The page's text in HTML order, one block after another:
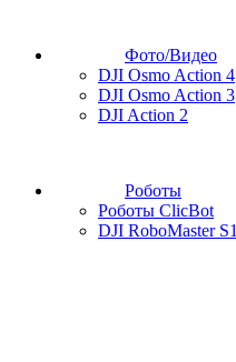
Фото/Видео
DJI Osmo Action 4
DJI Osmo Action 3
DJI Action 2
Роботы
Роботы ClicBot
DJI RoboMaster S1